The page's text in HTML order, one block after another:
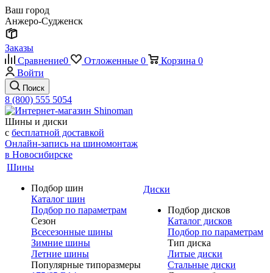
Ваш город
Анжеро-Судженск
Заказы
Сравнение0 Отложенные 0 Корзина 0
Войти
Поиск
8 (800) 555 5054
Шины и диски
с бесплатной доставкой
Онлайн-запись на шиномонтаж
в Новосибирске
Шины
Подбор шин
Каталог шин
Подбор по параметрам
Сезон
Всесезонные шины
Зимние шины
Летние шины
Популярные типоразмеры
Диски
Подбор дисков
Каталог дисков
Подбор по параметрам
Тип диска
Литые диски
Стальные диски